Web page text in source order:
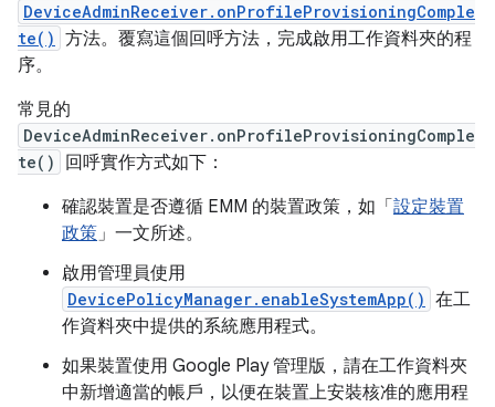
DeviceAdminReceiver.onProfileProvisioningComple
te() 方法。覆寫這個回呼方法，完成啟用工作資料夾的程
序。
常見的
DeviceAdminReceiver.onProfileProvisioningComple
te()
回呼實作方式如下：
確認裝置是否遵循 EMM 的裝置政策，如「 設定裝置
政策」一文所述。
啟用管理員使用
DevicePolicyManager.enableSystemApp() 在工
作資料夾中提供的系統應用程式。
如果裝置使用 Google Play 管理版，請在工作資料夾
中新增適當的帳戶，以便在裝置上安裝核准的應用程